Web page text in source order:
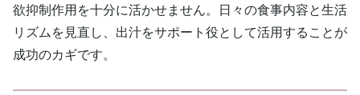
欲抑制作用を十分に活かせません。日々の食事内容と生活
リズムを見直し、出汁をサポート役として活用することが
成功のカギです。